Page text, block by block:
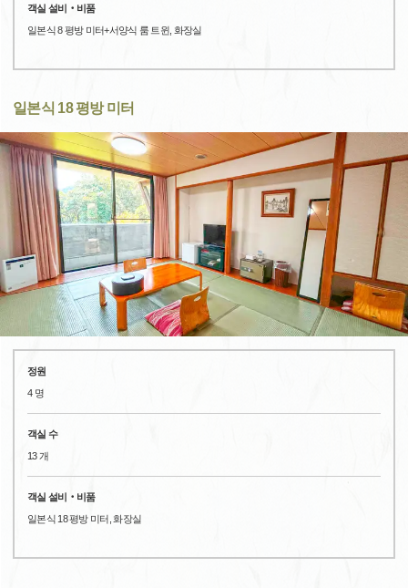
객실 설비‧비품
일본식 8 평방 미터+서양식 룸 트윈, 화장실
일본식 18 평방 미터
정원
4 명
객실 수
13 개
객실 설비‧비품
일본식 18 평방 미터, 화장실